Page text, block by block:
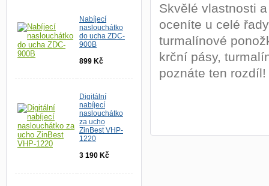
Skvělé vlastnosti
oceníte u celé
turmalínové
krční pásy,
poznáte ten rozdíl!
Nabíjecí
naslouchátko
do ucha ZDC-
900B
899 Kč
Digitální
nabíjecí
naslouchátko
za ucho
ZinBest VHP-
1220
3 190 Kč